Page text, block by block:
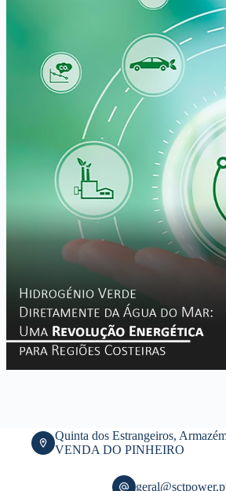
Quinta dos Estrangeiros,
VENDA DO PINHEIRO